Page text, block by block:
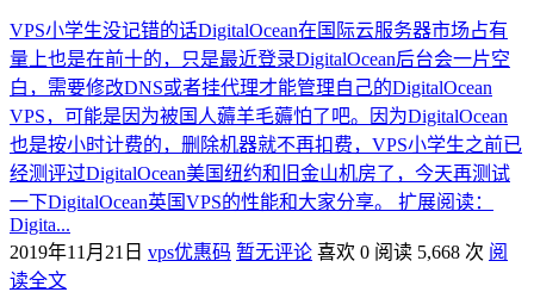
VPS小学生没记错的话DigitalOcean在国际云服务器市场占有
量上也是在前十的，只是最近登录DigitalOcean后台会一片空
白，需要修改DNS或者挂代理才能管理自己的DigitalOcean
VPS，可能是因为被国人薅羊毛薅怕了吧。因为DigitalOcean
也是按小时计费的，删除机器就不再扣费，VPS小学生之前已
经测评过DigitalOcean美国纽约和旧金山机房了，今天再测试
一下DigitalOcean英国VPS的性能和大家分享。 扩展阅读：
Digita...
2019年11月21日 vps优惠码 暂无评论 喜欢 0 阅读 5,668 次 阅
读全文